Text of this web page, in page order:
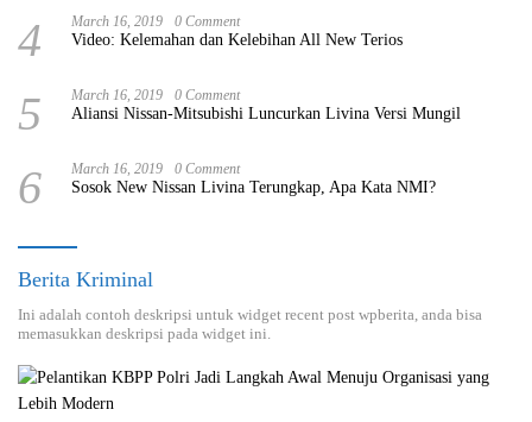
4 March 16, 2019 0 Comment
Video: Kelemahan dan Kelebihan All New Terios
5 March 16, 2019 0 Comment
Aliansi Nissan-Mitsubishi Luncurkan Livina Versi Mungil
6 March 16, 2019 0 Comment
Sosok New Nissan Livina Terungkap, Apa Kata NMI?
Berita Kriminal
Ini adalah contoh deskripsi untuk widget recent post wpberita, anda bisa
memasukkan deskripsi pada widget ini.